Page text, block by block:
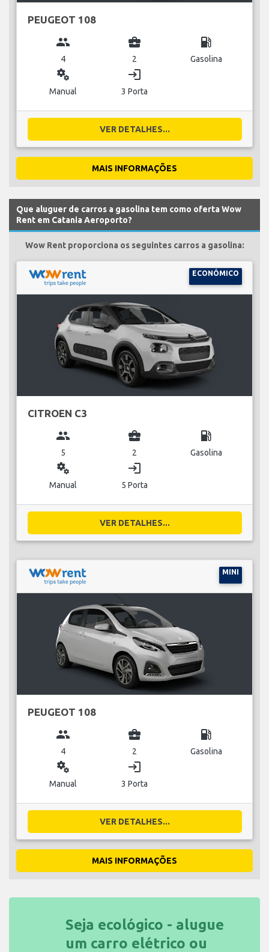
PEUGEOT 108
group
4
business_center
2
local_gas_station
Gasolina
miscellaneous_services
Manual
login
3 Porta
VER DETALHES...
MAIS INFORMAÇÕES
Que aluguer de carros a gasolina tem como oferta Wow
Rent em Catania Aeroporto?
Wow Rent proporciona os seguintes carros a gasolina:
ECONÓMICO
CITROEN C3
group
5
business_center
2
local_gas_station
Gasolina
miscellaneous_services
Manual
login
5 Porta
VER DETALHES...
MINI
PEUGEOT 108
group
4
business_center
2
local_gas_station
Gasolina
miscellaneous_services
Manual
login
3 Porta
VER DETALHES...
MAIS INFORMAÇÕES
Seja ecológico - alugue
um carro elétrico ou